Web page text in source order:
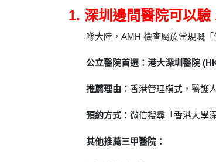
1. 深圳邊間醫院可以
喺大陸，AMH 檢查屬於常規嘅
公立醫院首選：港大深圳醫院
推薦理由： 香港管理模式，醫護
預約方式： 微信搜尋「香港大學
其他推薦三甲醫院：